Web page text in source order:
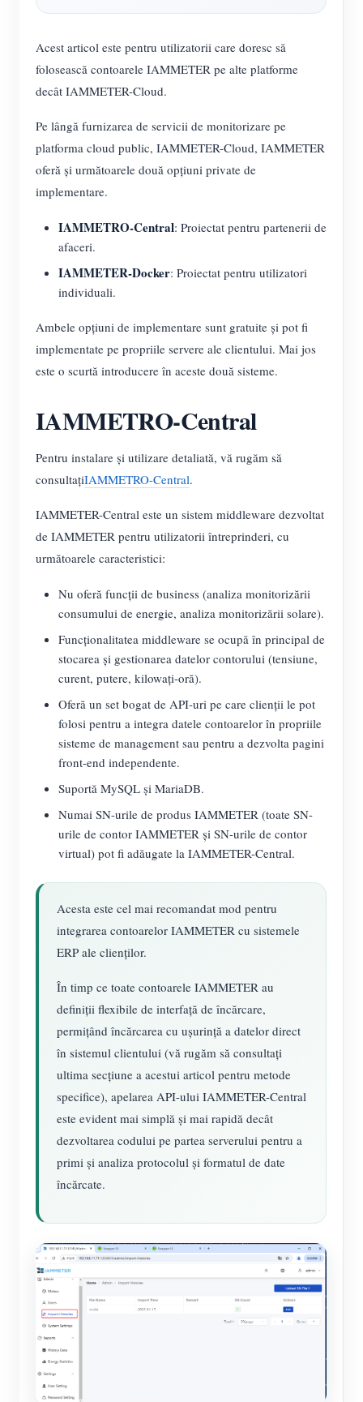
Sistem de prognoză și simulare a energiei
Aplicații
Monitor de energie al sistemului solar PV
Monitorul consumului de energie electrică
Sistem de control al încălzitorului fotovoltaic
Home Automation
Resurse
Document
FAQ
Știri
Bloguri
Dezvoltator
Explora
Programul de recompense
a lua legatura
Acest articol este pentru utilizatorii care doresc să
folosească contoarele IAMMETER pe alte platforme
decât IAMMETER-Cloud.
Pe lângă furnizarea de servicii de monitorizare pe
platforma cloud public, IAMMETER-Cloud, IAMMETER
oferă și următoarele două opțiuni private de
implementare.
IAMMETRO-Central: Proiectat pentru partenerii de
afaceri.
IAMMETER-Docker: Proiectat pentru utilizatori
individuali.
Ambele opțiuni de implementare sunt gratuite și pot fi
implementate pe propriile servere ale clientului. Mai jos
este o scurtă introducere în aceste două sisteme.
IAMMETRO-Central
Pentru instalare și utilizare detaliată, vă rugăm să
consultațiIAMMETRO-Central.
IAMMETER-Central este un sistem middleware dezvoltat
de IAMMETER pentru utilizatorii întreprinderi, cu
următoarele caracteristici:
Nu oferă funcții de business (analiza monitorizării
consumului de energie, analiza monitorizării solare).
Funcționalitatea middleware se ocupă în principal de
stocarea și gestionarea datelor contorului (tensiune,
curent, putere, kilowați-oră).
Oferă un set bogat de API-uri pe care clienții le pot
folosi pentru a integra datele contoarelor în propriile
sisteme de management sau pentru a dezvolta pagini
front-end independente.
Suportă MySQL și MariaDB.
Numai SN-urile de produs IAMMETER (toate SN-
urile de contor IAMMETER și SN-urile de contor
virtual) pot fi adăugate la IAMMETER-Central.
Acesta este cel mai recomandat mod pentru
integrarea contoarelor IAMMETER cu sistemele
ERP ale clienților.
În timp ce toate contoarele IAMMETER au
definiții flexibile de interfață de încărcare,
permițând încărcarea cu ușurință a datelor direct
în sistemul clientului (vă rugăm să consultați
ultima secțiune a acestui articol pentru metode
specifice), apelarea API-ului IAMMETER-Central
este evident mai simplă și mai rapidă decât
dezvoltarea codului pe partea serverului pentru a
primi și analiza protocolul și formatul de date
încărcate.